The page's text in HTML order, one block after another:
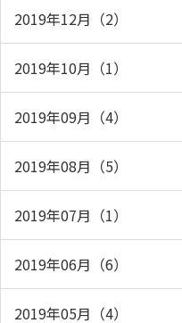
2019年12月（2）
2019年10月（1）
2019年09月（4）
2019年08月（5）
2019年07月（1）
2019年06月（6）
2019年05月（4）